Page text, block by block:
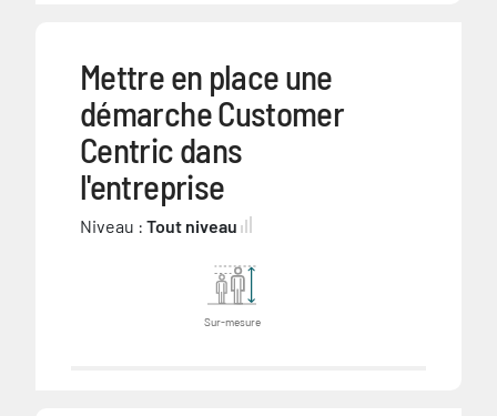
Mettre en place une
démarche Customer
Centric dans
l'entreprise
Niveau : Tout niveau
Sur-mesure